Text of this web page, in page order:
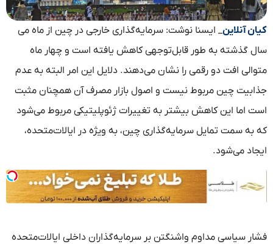
کیان آنلاین_ ایسنا نوشت: سرمایه‌گذاری خارجی در چین از ماه می
سال گذشته به طور قابل‌توجهی کاهش یافته است و چهار ماه
متوالی افت دو رقمی را نشان می‌دهند. دلایل این امر البته به عدم
جذابیت چین مربوط نیست و اصول بازار مصرف آن همچنان مثبت
است اما این کاهش بیشتر به تغییرات ژئوپلیتیکی مربوط می‌شود
که به سمت تمایل سرمایه‌گذاری چین، به ویژه در ایالات‌متحده،
ایجاد می‌شود.
فشار سیاسی مداوم واشنگتن بر سرمایه‌گذاران داخلی ایالات‌متحده